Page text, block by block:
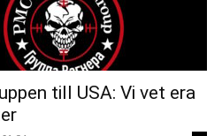
till USA: Vi vet era